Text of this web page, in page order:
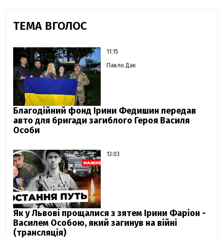
ТЕМА ВГОЛОС
11:15
Павло Дак
Благодійний фонд Ірини Федишин передав
авто для бригади загиблого Героя Василя
Особи
13:03
Як у Львові прощалися з зятем Ірини Фаріон -
Василем Особою, який загинув на війні
(трансляція)